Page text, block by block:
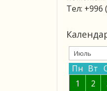
Тел: +996
Пн Вт
1
2